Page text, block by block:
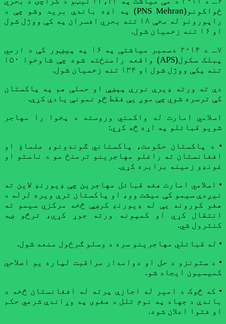
ځواکونو(PNS Mehran) په اډه باندې برید وشو چې د
راپورونو له مخې ۱۸ تنه بحري افسران په کې ووژل شول
او ۱۶ تنه زخمیان شول.
۷ـ د ۲۰۱۴ دسمبر میاشتې په ۱۶ په پیښور کې د ارمي
پبلک سکول(APS) واقعه رامنځته شوه چې شاوخوا ۱۵۰
تنه پکې ووژل شول او ۱۳۴ تنه زخمیان شول.
دې ته ورته ډيرې نورې پېښې او حملې هم په پاکستان
کې ترسره شوي چې موږ یې فقط څو نمونې یادې کړې.
اسلامي امارت له واکمني وروسته د پخوا را مهاجر
شویو قبائلو په اړه څه کړي:
• د پاکستان حکومت، پاکستاني ګوندونو، علماؤ او
افغانستان ته راغلو مهاجرینو ترمنځ مو د ناستو او
غونډو زمینه برابره کړې.
• اسلامي امارت هغه قبائل مهاجرین چې ډیورنډ لاین ته
نیږدې سیمو کې میشت وو، او پاکستان ترې ویره لرله د
هغو کورونه یې له ډيورنډ کرښې څخه مرکزي سیمو ته
انتقال کړي او کمپونه ورته جوړ کړي، ترڅو ښه
کنترول شي.
• له قبائلي مهاجرینو سره د وسلو ګرځول منعه شول.
• د ستونزو د حل او دوامدار مراقبت لپاره یو اصلاحي
کمیسیون ایجاد شو.
• که څوک د امیر له اجازې پرته له افغانستان څخه د
باندې د جهاد په نوم تلل د هغوی په وړاندې شرعي حکم
او فتوا اعلان شوه.